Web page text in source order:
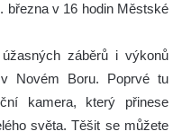
března v 16 hodin Městské
záběrů i výkonů
Novém Boru. Poprvé tu
kamera, který přinese
světa. Těšit se můžete